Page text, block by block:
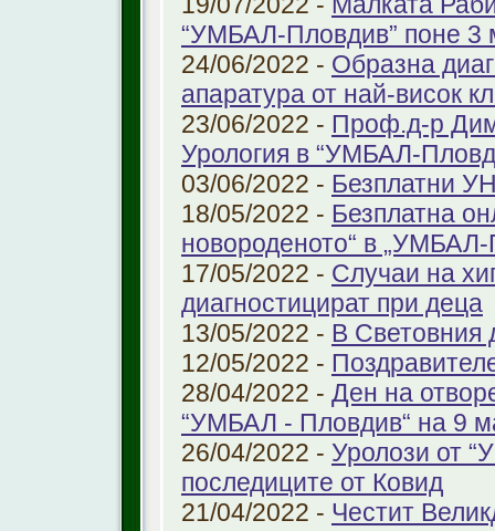
“УМБАЛ-Пловдив” поне 3
24/06/2022 - Образна
апаратура от най-висок
23/06/2022 - Проф.д-р
Урология в “УМБАЛ-
03/06/2022 - Безплатни
18/05/2022 - Безплатна
новороденото“ в „УМБАЛ-
17/05/2022 - Случаи на
диагностицират при деца
13/05/2022 - В Световния
12/05/2022 -
28/04/2022 - Ден на
“УМБАЛ - Пловдив“ на 9
26/04/2022 - Уролози от
последиците от Ковид
21/04/2022 - Честит